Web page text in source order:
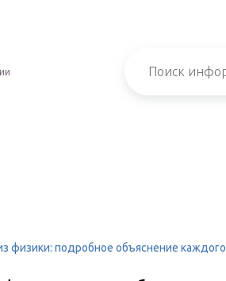
физики: подробное объяснение каждого